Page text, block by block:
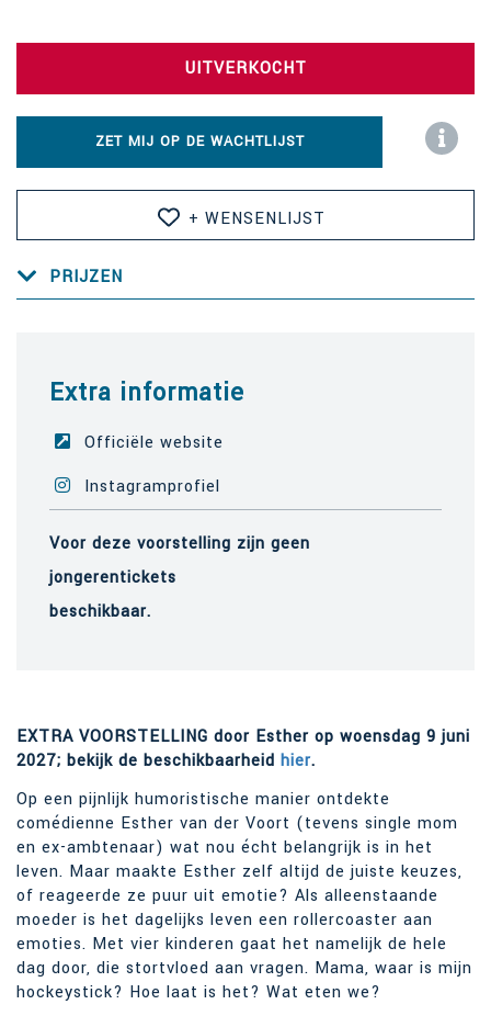
UITVERKOCHT
ZET MIJ OP DE WACHTLIJST
+ WENSENLIJST
PRIJZEN
Extra informatie
Officiële website
Instagramprofiel
Voor deze voorstelling zijn geen
jongerentickets
beschikbaar.
EXTRA VOORSTELLING door Esther op woensdag 9 juni
2027; bekijk de beschikbaarheid hier.
Op een pijnlijk humoristische manier ontdekte
comédienne Esther van der Voort (tevens single mom
en ex-ambtenaar) wat nou écht belangrijk is in het
leven. Maar maakte Esther zelf altijd de juiste keuzes,
of reageerde ze puur uit emotie? Als alleenstaande
moeder is het dagelijks leven een rollercoaster aan
emoties. Met vier kinderen gaat het namelijk de hele
dag door, die stortvloed aan vragen. Mama, waar is mijn
hockeystick? Hoe laat is het? Wat eten we?